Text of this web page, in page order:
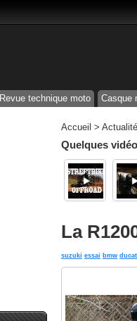
Revue technique moto Casque
Accueil >
Quelques
La
suzuki essai bmw